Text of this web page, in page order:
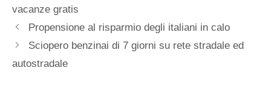
vacanze gratis
Propensione al risparmio degli italiani in calo
Sciopero benzinai di 7 giorni su rete stradale ed
autostradale